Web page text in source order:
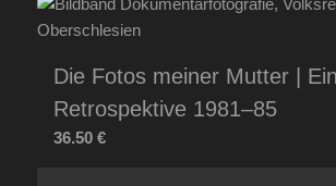
Die Fotos meiner Mutter |
Retrospektive 1981–85
36.50 €